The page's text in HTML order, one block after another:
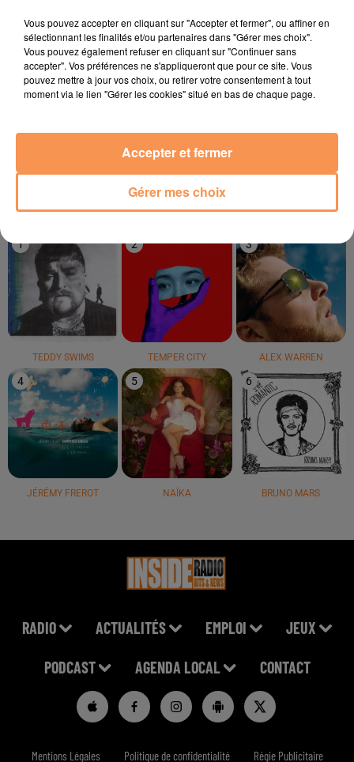
23h43
23h43
LUCENZO
23h40
23h40
Sia
Gimme Love
23h37
23h37
NAIKA
1
TEDDY SWIMS
2
TEMPER CITY
3
ALEX WARREN
4
JÉRÉMY FREROT
5
NAÏKA
6
BRUNO MARS
RADIO ACTUALITÉS EMPLOI JEUX
PODCAST AGENDA LOCAL CONTACT
Mentions Légales Politique de confidentialité Régie Publicitaire
Vous pouvez accepter en cliquant sur "Accepter et fermer", ou affiner en
sélectionnant les finalités et/ou partenaires dans "Gérer mes choix".
Vous pouvez également refuser en cliquant sur "Continuer sans
accepter". Vos préférences ne s'appliqueront que pour ce site. Vous
pouvez mettre à jour vos choix, ou retirer votre consentement à tout
moment via le lien "Gérer les cookies" situé en bas de chaque page.
Gérer mes choix
Accepter et fermer